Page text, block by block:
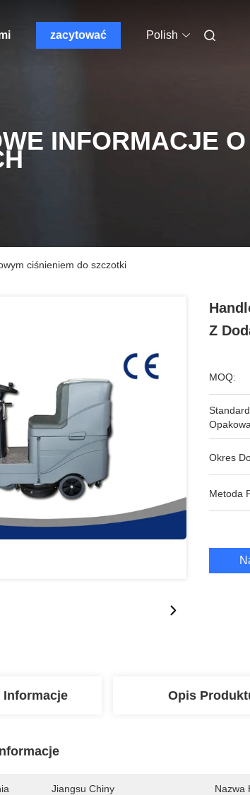
zacytować Polish
INFORMACJE O
ciśnieniem do szczotki
Z
MOQ:
Okres
Metoda
Informacje Opis
Jiangsu Chiny Nazwa